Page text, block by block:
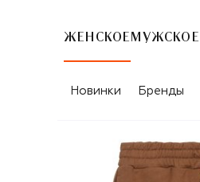
ЖЕНСКОЕ МУЖСКОЕ
Новинки Бренды